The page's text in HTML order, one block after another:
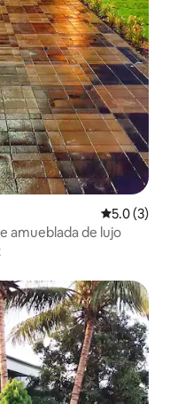
5.0 (3)
amueblada de lujo